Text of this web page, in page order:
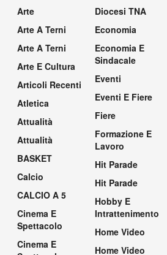
Arte
Arte A Terni
Arte A Terni
Arte E Cultura
Articoli Recenti
Atletica
Attualità
Attualità
BASKET
Calcio
CALCIO A 5
Cinema E
Spettacolo
Cinema E
Diocesi TNA
Economia
Economia E
Sindacale
Eventi
Eventi E Fiere
Fiere
Formazione E
Lavoro
Hit Parade
Hit Parade
Hobby E
Intrattenimento
Home Video
Home Video